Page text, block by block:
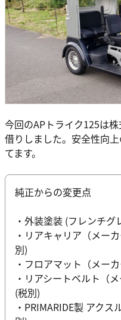
今回のAPトライク125は
借りしました。安全性向
てます。
純正からの変更点
・外装塗装 (フレンチグ
・リアキャリア（メー
別)
・フロアマット（メー
・リアシートベルト（
(税別)
・PRIMARIDE製 アク